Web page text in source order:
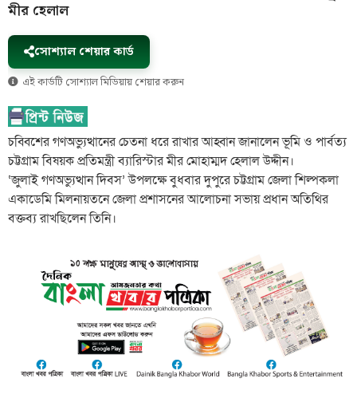
মীর হেলাল
সোশ্যাল শেয়ার কার্ড
এই কার্ডটি সোশ্যাল মিডিয়ায় শেয়ার করুন
চব্বিশের গণঅভ্যুত্থানের চেতনা ধরে রাখার আহ্বান জানালেন ভূমি ও পার্বত্য
চট্টগ্রাম বিষয়ক প্রতিমন্ত্রী ব্যারিস্টার মীর মোহাম্মদ হেলাল উদ্দীন।
‘জুলাই গণঅভ্যুত্থান দিবস’ উপলক্ষে বুধবার দুপুরে চট্টগ্রাম জেলা শিল্পকলা
একাডেমি মিলনায়তনে জেলা প্রশাসনের আলোচনা সভায় প্রধান অতিথির
বক্তব্য রাখছিলেন তিনি।